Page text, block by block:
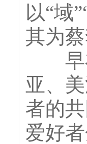
以“域
其为蔡
早在
亚、
者的
爱好